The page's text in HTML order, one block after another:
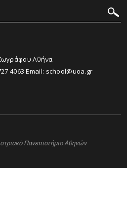
Αθήνα
4063 Email: school@uoa.gr
Πανεπιστήμιο Αθηνών